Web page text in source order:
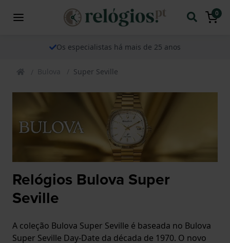
0
Os especialistas há mais de 25 anos
Bulova Super Seville
Relógios Bulova Super
Seville
A coleção Bulova Super Seville é baseada no Bulova
Super Seville Day-Date da década de 1970. O novo